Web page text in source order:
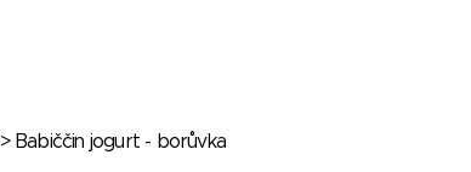
> Babiččin jogurt - borůvka